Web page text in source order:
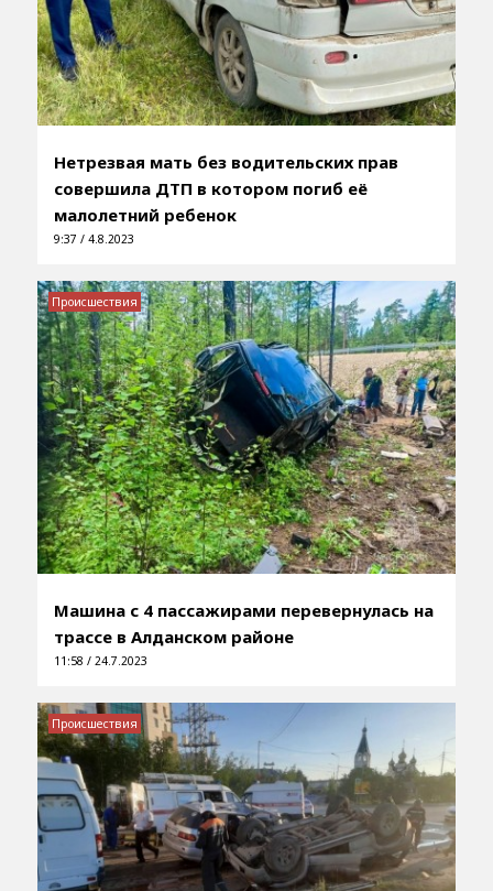
Нетрезвая мать без водительских прав
совершила ДТП в котором погиб её
малолетний ребенок
9:37 / 4.8.2023
Машина с 4 пассажирами перевернулась на
трассе в Алданском районе
11:58 / 24.7.2023
Происшествия
Происшествия